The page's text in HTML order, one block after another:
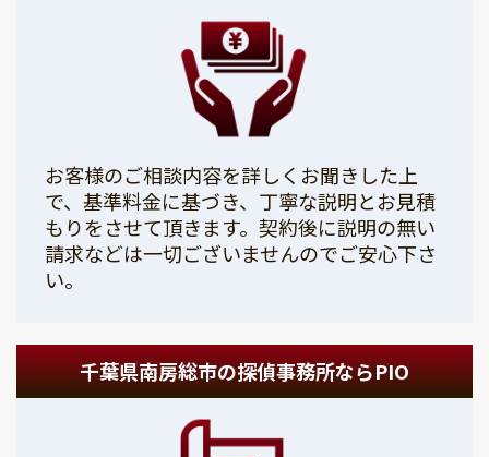
お客様のご相談内容を詳しくお聞きした上
で、基準料金に基づき、丁寧な説明とお見積
もりをさせて頂きます。契約後に説明の無い
請求などは一切ございませんのでご安心下さ
い。
千葉県南房総市の探偵事務所ならPIO